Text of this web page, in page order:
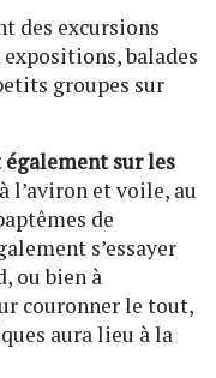
des excursions
balades
groupes sur
sur les
l’aviron et voile, au
de
s’essayer
ou bien à
couronner le tout,
aura lieu à la